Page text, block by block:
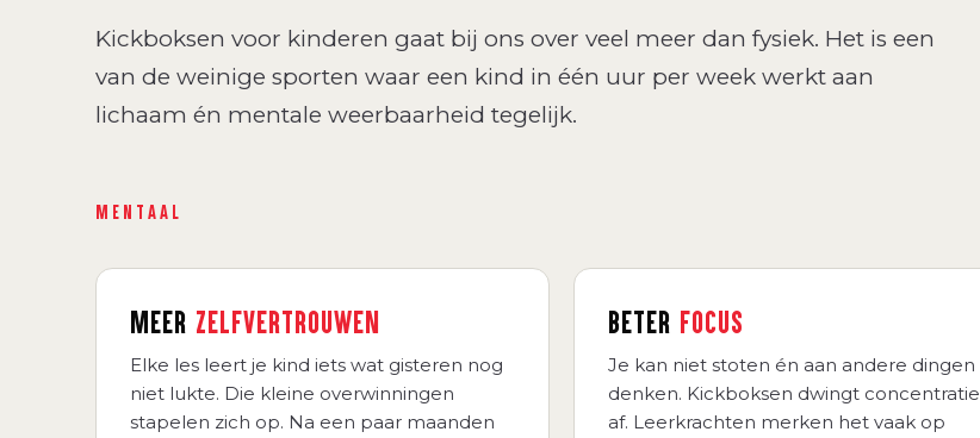
Kickboksen voor kinderen gaat bij ons over veel meer dan fysiek. Het is een
van de weinige sporten waar een kind in één uur per week werkt aan
lichaam én mentale weerbaarheid tegelijk.
MENTAAL
MEER ZELFVERTROUWEN
Elke les leert je kind iets wat gisteren nog
niet lukte. Die kleine overwinningen
stapelen zich op. Na een paar maanden
BETER FOCUS
Je kan niet stoten én aan andere dingen
denken. Kickboksen dwingt concentratie
af. Leerkrachten merken het vaak op